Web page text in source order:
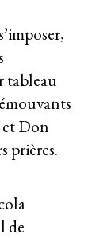
tableau
Don
prières.
de